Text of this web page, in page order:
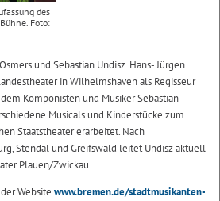
des
Foto:
und Sebastian Undisz. Hans- Jürgen
in Wilhelmshaven als Regisseur
Komponisten und Musiker Sebastian
Musicals und Kinderstücke zum
Staatstheater erarbeitet. Nach
Stendal und Greifswald leitet Undisz aktuell
Plauen/Zwickau.
Website www.bremen.de/stadtmusikanten-